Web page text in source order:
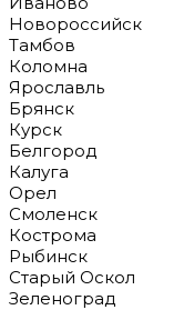
Новороссийск
Тамбов
Коломна
Ярославль
Брянск
Курск
Белгород
Калуга
Орел
Смоленск
Кострома
Рыбинск
Старый Оскол
Зеленоград